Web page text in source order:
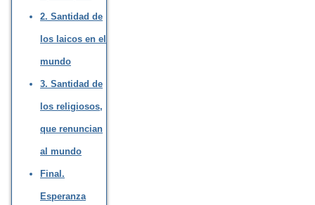
2. Santidad de
los laicos en el
mundo
3. Santidad de
los religiosos,
que renuncian
al mundo
Final.
Esperanza